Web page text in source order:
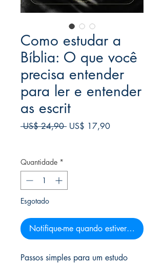
Como estudar a
Bíblia: O que você
precisa entender
para ler e entender
as escrit
US$ 24,90 Preço
US$ 17,90Preço
Quantidade *
Esgotado
Notifique-me quando estiver disponível
Passos simples para um estudo